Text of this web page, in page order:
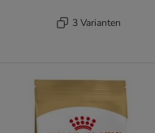
3 Varianten